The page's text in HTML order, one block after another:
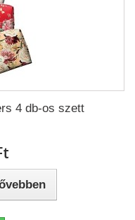
4 db-os szett